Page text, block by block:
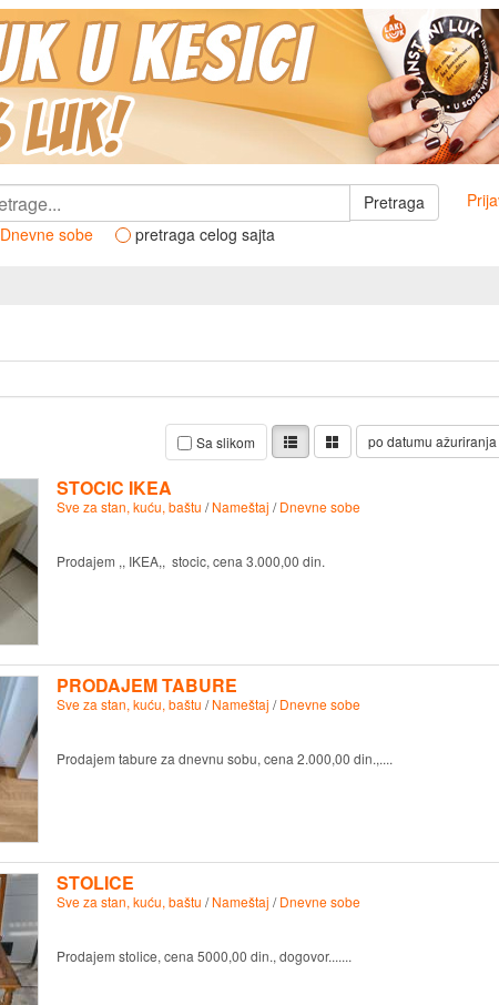
Pretraga
Dnevne sobe
pretraga celog sajta
Sa slikom po datumu ažuriranja
STOCIC IKEA
Sve za stan, kuću, baštu /Nameštaj /Dnevne sobe
Prodajem ,, IKEA,, stocic, cena 3.000,00 din.
PRODAJEM TABURE
Sve za stan, kuću, baštu /Nameštaj /Dnevne sobe
Prodajem tabure za dnevnu sobu, cena 2.000,00 din.,....
STOLICE
Sve za stan, kuću, baštu /Nameštaj /Dnevne sobe
Prodajem stolice, cena 5000,00 din., dogovor.......